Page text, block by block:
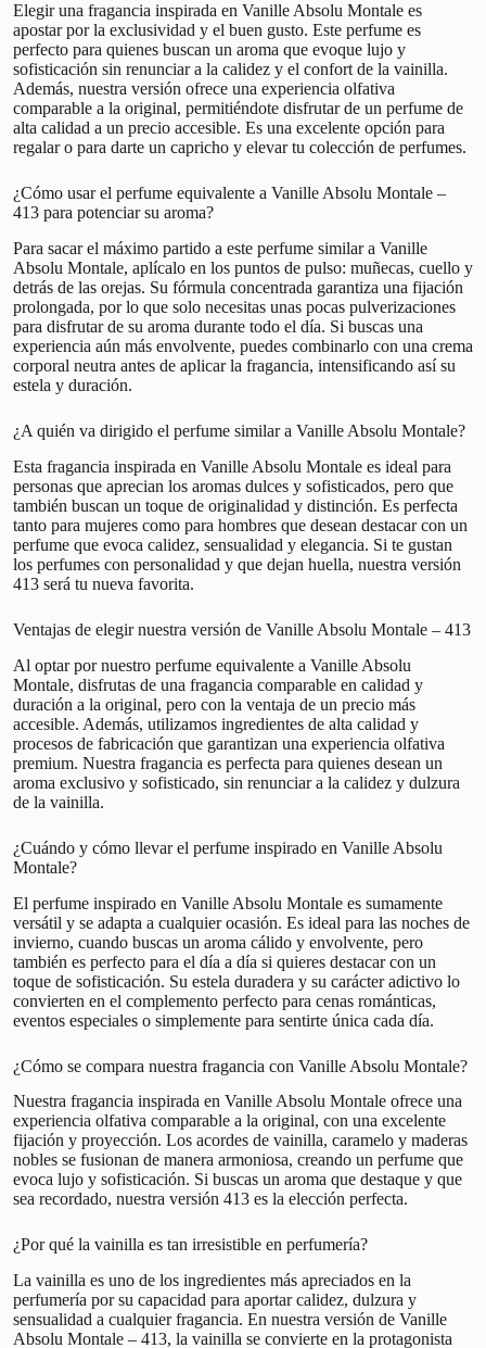
Elegir una fragancia inspirada en Vanille Absolu Montale es
apostar por la exclusividad y el buen gusto. Este perfume es
perfecto para quienes buscan un aroma que evoque lujo y
sofisticación sin renunciar a la calidez y el confort de la vainilla.
Además, nuestra versión ofrece una experiencia olfativa
comparable a la original, permitiéndote disfrutar de un perfume de
alta calidad a un precio accesible. Es una excelente opción para
regalar o para darte un capricho y elevar tu colección de perfumes.
¿Cómo usar el perfume equivalente a Vanille Absolu Montale –
413 para potenciar su aroma?
Para sacar el máximo partido a este perfume similar a Vanille
Absolu Montale, aplícalo en los puntos de pulso: muñecas, cuello y
detrás de las orejas. Su fórmula concentrada garantiza una fijación
prolongada, por lo que solo necesitas unas pocas pulverizaciones
para disfrutar de su aroma durante todo el día. Si buscas una
experiencia aún más envolvente, puedes combinarlo con una crema
corporal neutra antes de aplicar la fragancia, intensificando así su
estela y duración.
¿A quién va dirigido el perfume similar a Vanille Absolu Montale?
Esta fragancia inspirada en Vanille Absolu Montale es ideal para
personas que aprecian los aromas dulces y sofisticados, pero que
también buscan un toque de originalidad y distinción. Es perfecta
tanto para mujeres como para hombres que desean destacar con un
perfume que evoca calidez, sensualidad y elegancia. Si te gustan
los perfumes con personalidad y que dejan huella, nuestra versión
413 será tu nueva favorita.
Ventajas de elegir nuestra versión de Vanille Absolu Montale – 413
Al optar por nuestro perfume equivalente a Vanille Absolu
Montale, disfrutas de una fragancia comparable en calidad y
duración a la original, pero con la ventaja de un precio más
accesible. Además, utilizamos ingredientes de alta calidad y
procesos de fabricación que garantizan una experiencia olfativa
premium. Nuestra fragancia es perfecta para quienes desean un
aroma exclusivo y sofisticado, sin renunciar a la calidez y dulzura
de la vainilla.
¿Cuándo y cómo llevar el perfume inspirado en Vanille Absolu
Montale?
El perfume inspirado en Vanille Absolu Montale es sumamente
versátil y se adapta a cualquier ocasión. Es ideal para las noches de
invierno, cuando buscas un aroma cálido y envolvente, pero
también es perfecto para el día a día si quieres destacar con un
toque de sofisticación. Su estela duradera y su carácter adictivo lo
convierten en el complemento perfecto para cenas románticas,
eventos especiales o simplemente para sentirte única cada día.
¿Cómo se compara nuestra fragancia con Vanille Absolu Montale?
Nuestra fragancia inspirada en Vanille Absolu Montale ofrece una
experiencia olfativa comparable a la original, con una excelente
fijación y proyección. Los acordes de vainilla, caramelo y maderas
nobles se fusionan de manera armoniosa, creando un perfume que
evoca lujo y sofisticación. Si buscas un aroma que destaque y que
sea recordado, nuestra versión 413 es la elección perfecta.
¿Por qué la vainilla es tan irresistible en perfumería?
La vainilla es uno de los ingredientes más apreciados en la
perfumería por su capacidad para aportar calidez, dulzura y
sensualidad a cualquier fragancia. En nuestra versión de Vanille
Absolu Montale – 413, la vainilla se convierte en la protagonista